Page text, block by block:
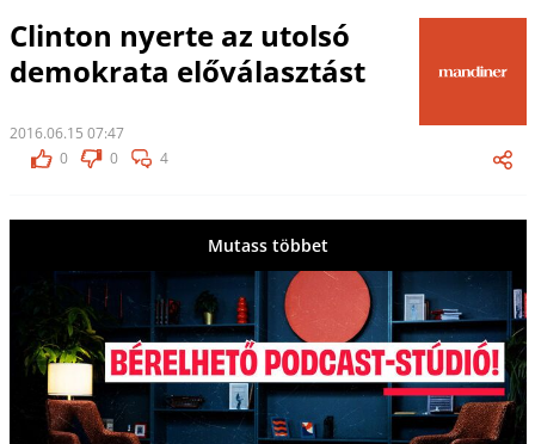
Clinton nyerte az utolsó
demokrata előválasztást
2016.06.15 07:47
0
0 4
Mutass többet